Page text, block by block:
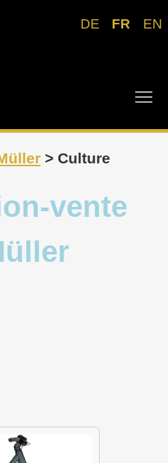
DE FR EN
> Culture
vente